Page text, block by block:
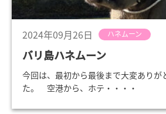
2024年09月26日 ハネムーン
バリ島ハネムーン
今回は、最初から最後まで大変ありが
た。 空港から、ホテ・・・・